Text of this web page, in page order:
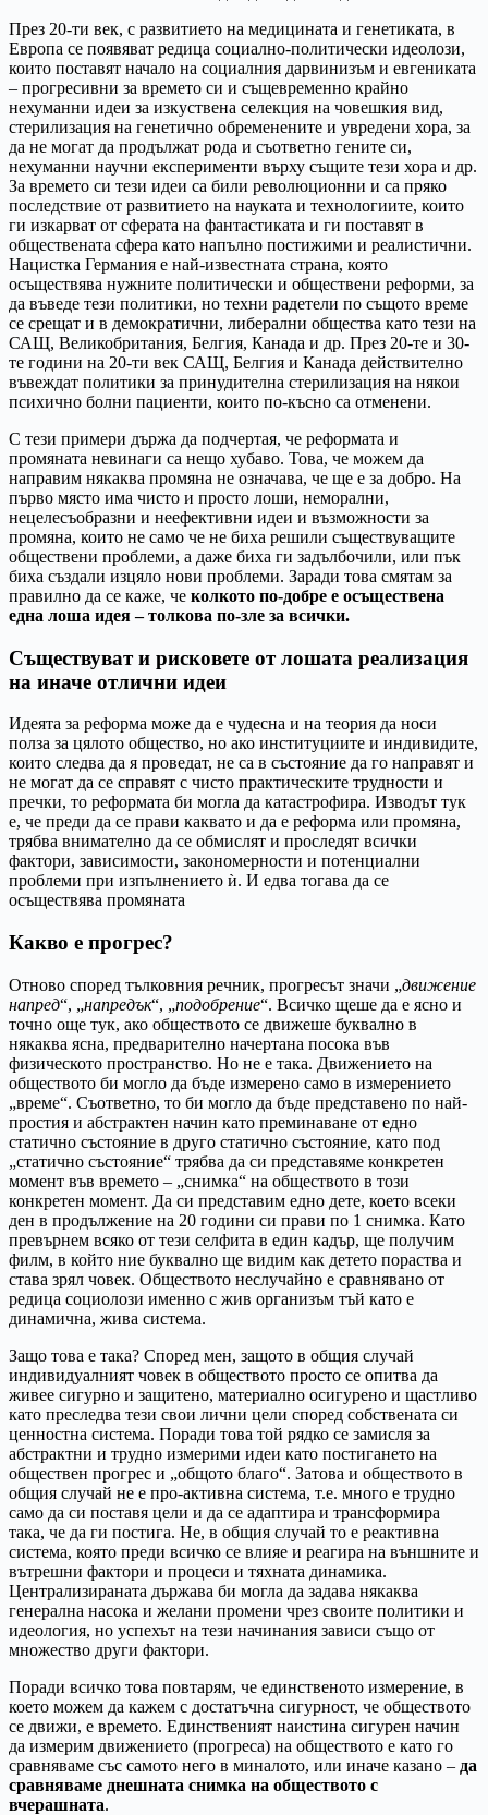
През 20-ти век, с развитието на медицината и генетиката, в
Европа се появяват редица социално-политически идеолози,
които поставят начало на социалния дарвинизъм и евгениката
– прогресивни за времето си и същевременно крайно
нехуманни идеи за изкуствена селекция на човешкия вид,
стерилизация на генетично обременените и увредени хора, за
да не могат да продължат рода и съответно гените си,
нехуманни научни експерименти върху същите тези хора и др.
За времето си тези идеи са били революционни и са пряко
последствие от развитието на науката и технологиите, които
ги изкарват от сферата на фантастиката и ги поставят в
обществената сфера като напълно постижими и реалистични.
Нацистка Германия е най-известната страна, която
осъществява нужните политически и обществени реформи, за
да въведе тези политики, но техни радетели по същото време
се срещат и в демократични, либерални общества като тези на
САЩ, Великобритания, Белгия, Канада и др. През 20-те и 30-
те години на 20-ти век САЩ, Белгия и Канада действително
въвеждат политики за принудителна стерилизация на някои
психично болни пациенти, които по-късно са отменени.
С тези примери държа да подчертая, че реформата и
промяната невинаги са нещо хубаво. Това, че можем да
направим някаква промяна не означава, че ще е за добро. На
първо място има чисто и просто лоши, неморални,
нецелесъобразни и неефективни идеи и възможности за
промяна, които не само че не биха решили съществуващите
обществени проблеми, а даже биха ги задълбочили, или пък
биха създали изцяло нови проблеми. Заради това смятам за
правилно да се каже, че колкото по-добре е осъществена
една лоша идея – толкова по-зле за всички.
Съществуват и рисковете от лошата реализация
на иначе отлични идеи
Идеята за реформа може да е чудесна и на теория да носи
полза за цялото общество, но ако институциите и индивидите,
които следва да я проведат, не са в състояние да го направят и
не могат да се справят с чисто практическите трудности и
пречки, то реформата би могла да катастрофира. Изводът тук
е, че преди да се прави каквато и да е реформа или промяна,
трябва внимателно да се обмислят и проследят всички
фактори, зависимости, закономерности и потенциални
проблеми при изпълнението ѝ. И едва тогава да се
осъществява промяната
Какво е прогрес?
Отново според тълковния речник, прогресът значи „движение
напред“, „напредък“, „подобрение“. Всичко щеше да е ясно и
точно още тук, ако обществото се движеше буквално в
някаква ясна, предварително начертана посока във
физическото пространство. Но не е така. Движението на
обществото би могло да бъде измерено само в измерението
„време“. Съответно, то би могло да бъде представено по най-
простия и абстрактен начин като преминаване от едно
статично състояние в друго статично състояние, като под
„статично състояние“ трябва да си представяме конкретен
момент във времето – „снимка“ на обществото в този
конкретен момент. Да си представим едно дете, което всеки
ден в продължение на 20 години си прави по 1 снимка. Като
превърнем всяко от тези селфита в един кадър, ще получим
филм, в който ние буквално ще видим как детето пораства и
става зрял човек. Обществото неслучайно е сравнявано от
редица социолози именно с жив организъм тъй като е
динамична, жива система.
Защо това е така? Според мен, защото в общия случай
индивидуалният човек в обществото просто се опитва да
живее сигурно и защитено, материално осигурено и щастливо
като преследва тези свои лични цели според собствената си
ценностна система. Поради това той рядко се замисля за
абстрактни и трудно измерими идеи като постигането на
обществен прогрес и „общото благо“. Затова и обществото в
общия случай не е про-активна система, т.е. много е трудно
само да си поставя цели и да се адаптира и трансформира
така, че да ги постига. Не, в общия случай то е реактивна
система, която преди всичко се влияе и реагира на външните и
вътрешни фактори и процеси и тяхната динамика.
Централизираната държава би могла да задава някаква
генерална насока и желани промени чрез своите политики и
идеология, но успехът на тези начинания зависи също от
множество други фактори.
Поради всичко това повтарям, че единственото измерение, в
което можем да кажем с достатъчна сигурност, че обществото
се движи, е времето. Единственият наистина сигурен начин
да измерим движението (прогреса) на обществото е като го
сравняваме със самото него в миналото, или иначе казано – да
сравняваме днешната снимка на обществото с
вчерашната.